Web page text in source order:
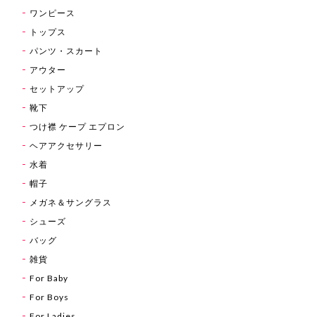
ワンピース
トップス
パンツ・スカート
アウター
セットアップ
靴下
つけ襟 ケープ エプロン
ヘアアクセサリー
水着
帽子
メガネ＆サングラス
シューズ
バッグ
雑貨
For Baby
For Boys